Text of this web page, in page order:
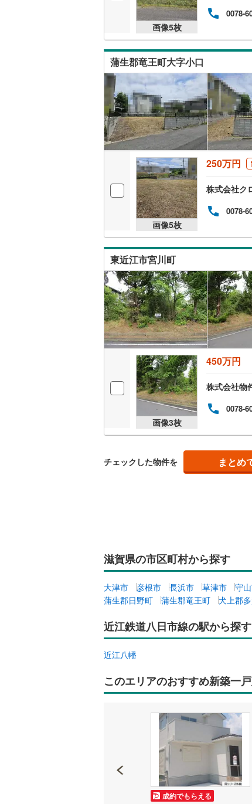
画像5枚
0078-
蒲生郡竜王町大字小口
画像5枚
250万円
株式会社ク
0078-
東近江市宮川町
画像3枚
450万円
株式会社物
0078-
チェックした物件を まとめ
滋賀県の市区町村から探す
大津市 彦根市 長浜市 草津市 守
蒲生郡日野町
蒲生郡竜王町 犬上郡
近江鉄道八日市線の駅から探す
近江八幡
このエリアのおすすめ新築一
成約でもらえる